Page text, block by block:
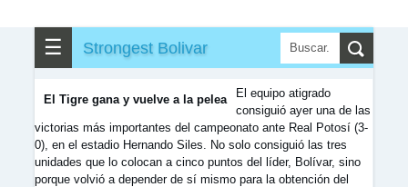
☰ Strongest Bolivar
El Tigre gana y vuelve a la pelea
El equipo atigrado
consiguió ayer una de las
victorias más importantes del campeonato ante Real Potosí (3-
0), en el estadio Hernando Siles. No solo consiguió las tres
unidades que lo colocan a cinco puntos del líder, Bolívar, sino
porque volvió a depender de sí mismo para la obtención del